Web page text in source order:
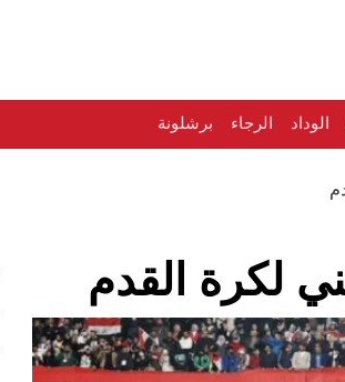
الوداد الرجاء برشلونة
لكرة القدم